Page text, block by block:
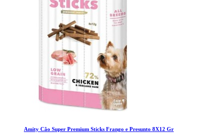
Amity Cão Super Premium Sticks Frango e Presunto 8X12 Gr